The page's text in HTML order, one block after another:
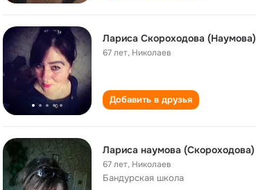
Лариса Скороходова (Наумова)
67 лет, Николаев
Добавить в друзья
Лариса наумова (Скороходова)
67 лет, Николаев
Бандурская школа